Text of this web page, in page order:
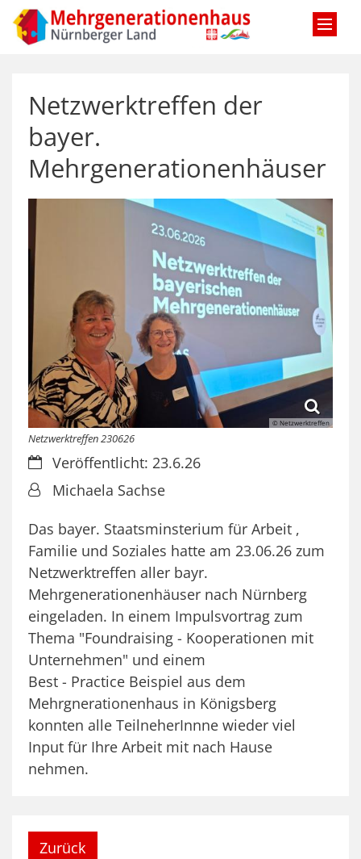
Zum Inhalt springen
Netzwerktreffen der
bayer.
Mehrgenerationenhäuser
© Netzwerktreffen
Netzwerktreffen 230626
Datum:Veröffentlicht: 23.6.26
Von:Michaela Sachse
Das bayer. Staatsminsterium für Arbeit ,
Familie und Soziales hatte am 23.06.26 zum
Netzwerktreffen aller bayr.
Mehrgenerationenhäuser nach Nürnberg
eingeladen. In einem Impulsvortrag zum
Thema "Foundraising - Kooperationen mit
Unternehmen" und einem
Best - Practice Beispiel aus dem
Mehrgnerationenhaus in Königsberg
konnten alle TeilneherInnne wieder viel
Input für Ihre Arbeit mit nach Hause
nehmen.
Zurück